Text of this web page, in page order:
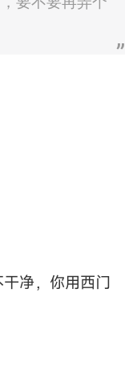
净，你用西门